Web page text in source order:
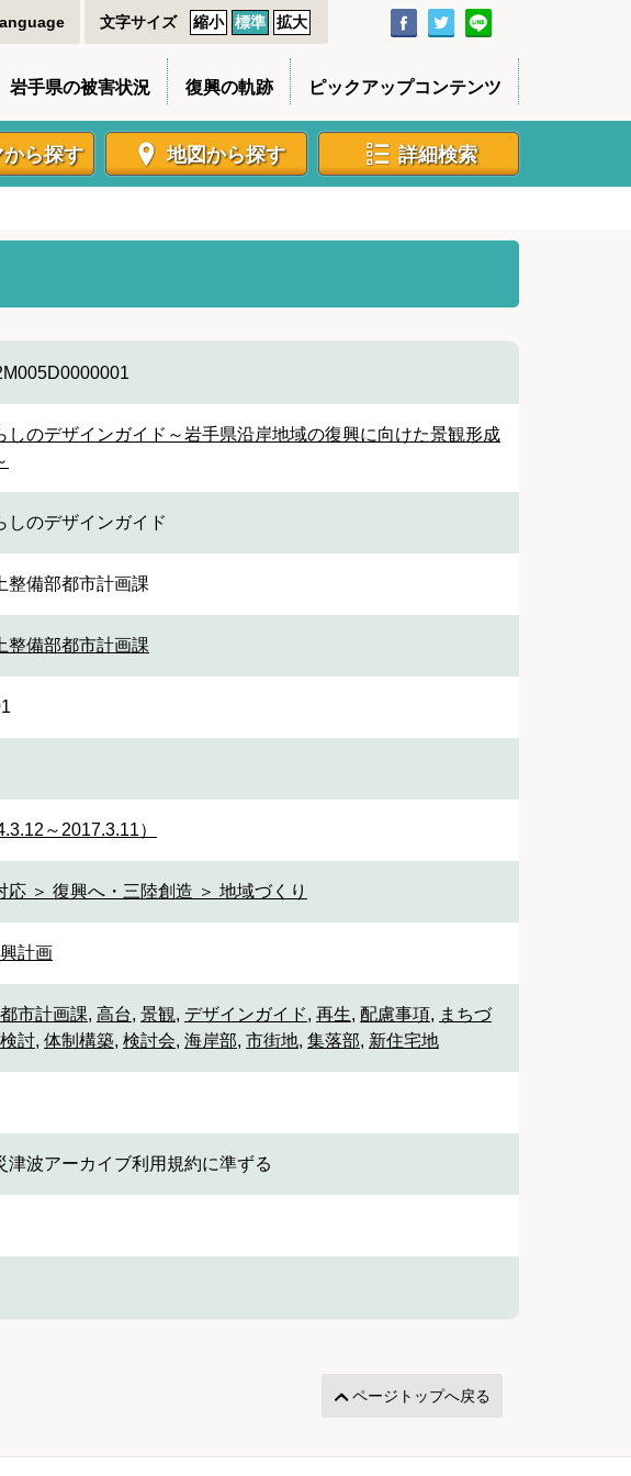
文字サイズ 縮小 標準 拡大
岩手県の被害状況 復興の軌跡 ピックアップコンテンツ
から探す 地図から探す 詳細検索
しのデザインガイド～岩手県沿岸地域の復興に向けた景観形成
しのデザインガイド
整備部都市計画課
整備部都市計画課
～2017.3.11）
応 ＞ 復興へ・三陸創造 ＞ 地域づくり
計画
都市計画課, 高台, 景観, デザインガイド, 再生, 配慮事項, まちづ
討, 体制構築, 検討会, 海岸部, 市街地, 集落部, 新住宅地
津波アーカイブ利用規約に準ずる
ページトップへ戻る